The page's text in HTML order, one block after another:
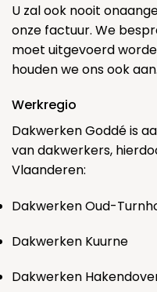
U zal ook nooit
onze factuur. We
moet uitgevoerd
houden we ons ook aan.
Werkregio
Dakwerken Goddé is
van dakwerkers,
Vlaanderen:
Dakwerken Oud-
Dakwerken Kuurne
Dakwerken